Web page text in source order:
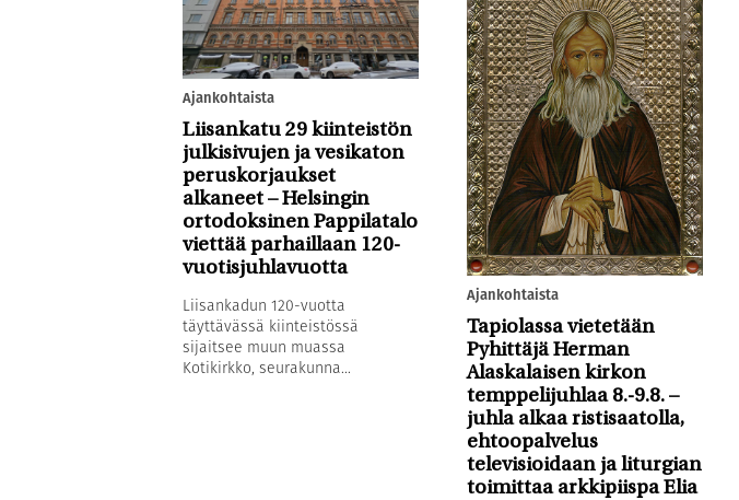
Ajankohtaista
Liisankatu 29 kiinteistön
julkisivujen ja vesikaton
peruskorjaukset
alkaneet – Helsingin
ortodoksinen Pappilatalo
viettää parhaillaan 120-
vuotisjuhlavuotta
Liisankadun 120-vuotta
täyttävässä kiinteistössä
sijaitsee muun muassa
Kotikirkko, seurakunna...
Ajankohtaista
Tapiolassa vietetään
Pyhittäjä Herman
Alaskalaisen kirkon
temppelijuhlaa 8.-9.8. –
juhla alkaa ristisaatolla,
ehtoopalvelus
televisioidaan ja liturgian
toimittaa arkkipiispa Elia